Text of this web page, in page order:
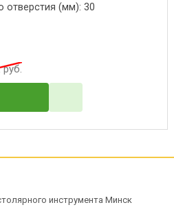
отверстия (мм): 30
инструмента Минск